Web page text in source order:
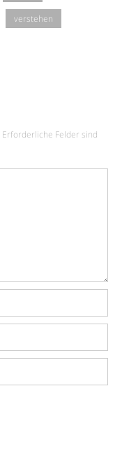
verstehen
Erforderliche Felder sind